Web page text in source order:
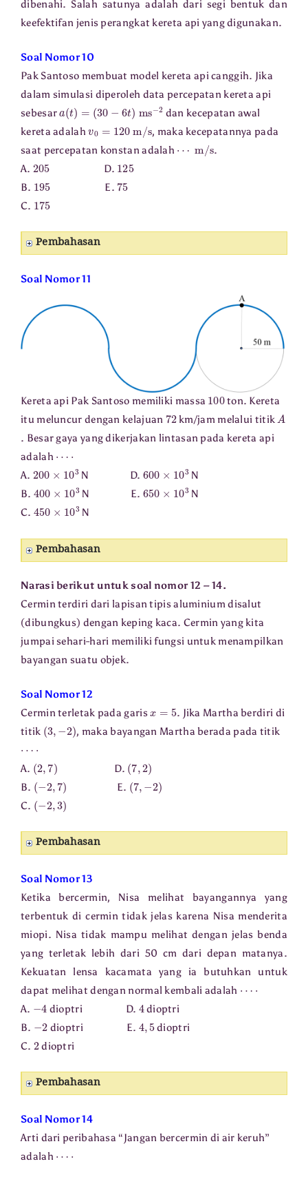
dibenahi. Salah satunya adalah dari segi bentuk dan
keefektifan jenis perangkat kereta api yang digunakan.
Soal Nomor 10
Pak Santoso membuat model kereta api canggih. Jika
dalam simulasi diperoleh data percepatan kereta api
sebesar
( ) 30 − ) m
dan kecepatan awal
kereta adalah
120 m
, maka kecepatannya pada
saat percepatan konstan adalah
s .
A. 205 D. 125
B. 195 E. 75
C. 175
Pembahasan
Soal Nomor 11
Kereta api Pak Santoso memiliki massa 100ton. Kereta
itu meluncur dengan kelajuan 72km/jam melalui titik A
. Besar gaya yang dikerjakan lintasan pada kereta api
adalah
A. 200 103 N D. 600 103 N
B. 400 103 N E. 650 103 N
C. 450 103 N
Pembahasan
Narasi berikut untuk soal nomor 12 – 14.
Cermin terdiri dari lapisan tipis aluminium disalut
(dibungkus) dengan keping kaca. Cermin yang kita
jumpai sehari-hari memiliki fungsi untuk menampilkan
bayangan suatu objek.
Soal Nomor 12
Cermin terletak pada garis
. Jika Martha berdiri di
titik (3 2) , maka bayangan Martha berada pada titik
A. (2 7) D. (7, 2)
B. ( 2, 7) E. (7, 2)
C. ( 2, 3)
Pembahasan
Soal Nomor 13
Ketika bercermin, Nisa melihat bayangannya yang
terbentuk di cermin tidak jelas karena Nisa menderita
miopi. Nisa tidak mampu melihat dengan jelas benda
yang terletak lebih dari 50 cm dari depan matanya.
Kekuatan lensa kacamata yang ia butuhkan untuk
dapat melihat dengan normal kembali adalah
A. 4 dioptri D. 4dioptri
B.
2 dioptri E. 4 5dioptri
C. 2dioptri
Pembahasan
Soal Nomor 14
Arti dari peribahasa “Jangan bercermin di air keruh”
adalah